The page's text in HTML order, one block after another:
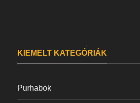
KIEMELT KATEGÓRIÁK
Purhabok